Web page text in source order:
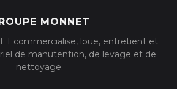
MONNET
commercialise, loue, entretient et
de manutention, de levage et de
nettoyage.